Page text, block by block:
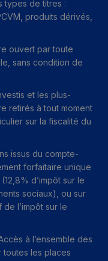
types de titres :
produits dérivés,
ouvert par toute
sans condition de
et les plus-
retirés à tout moment
sur la fiscalité du
issus du compte-
forfaitaire unique
d’impôt sur le
sociaux), ou sur
l’impôt sur le
à l’ensemble des
toutes les places